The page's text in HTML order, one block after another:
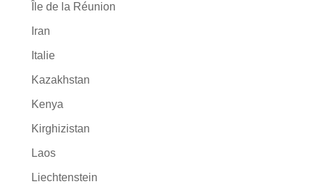
Île de la Réunion
Iran
Italie
Kazakhstan
Kenya
Kirghizistan
Laos
Liechtenstein